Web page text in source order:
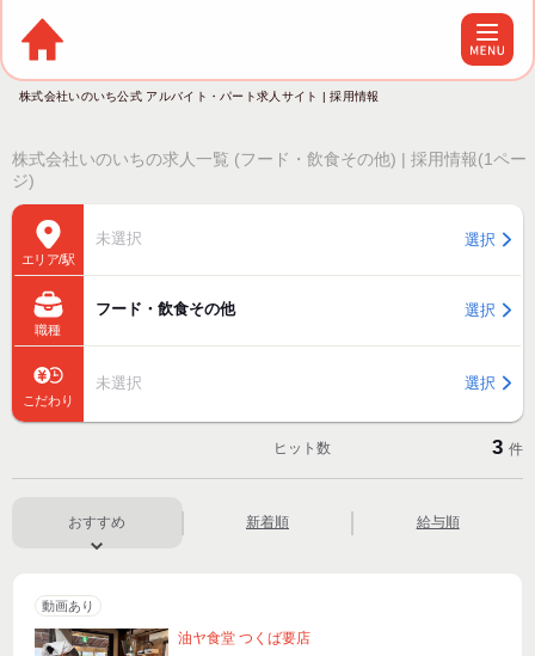
株式会社いのいち公式 アルバイト・パート求人サイト | 採用情報
株式会社いのいちの求人一覧 (フード・飲食その他) | 採用情報(1ペー
ジ)
エリア/駅
未選択 選択
職種
フード・飲食その他 選択
こだわり
未選択 選択
ヒット数 3 件
おすすめ 新着順 給与順
動画あり
油ヤ食堂 つくば要店